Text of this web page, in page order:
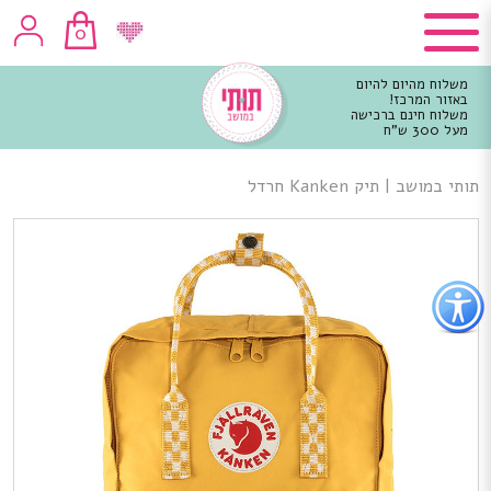
כפתור
לפתיחת
תפריט
נגישות
0
משלוח מהיום להיום
באזור המרכז!
משלוח חינם ברכישה
מעל 300 ש"ח
מרכזי
תותי במושב | תיק Kanken חרדל